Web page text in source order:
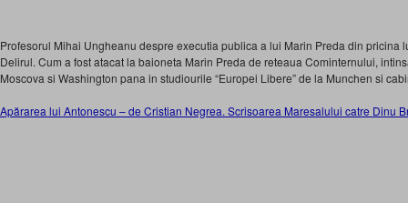
Profesorul Mihai Ungheanu despre executia publica a lui Marin Preda din pricina
Delirul. Cum a fost atacat la baioneta Marin Preda de reteaua Cominternului,
Moscova si Washington pana in studiourile “Europei Libere” de la Munchen si
Apărarea lui Antonescu – de Cristian Negrea. Scrisoarea Maresalului catre Dinu